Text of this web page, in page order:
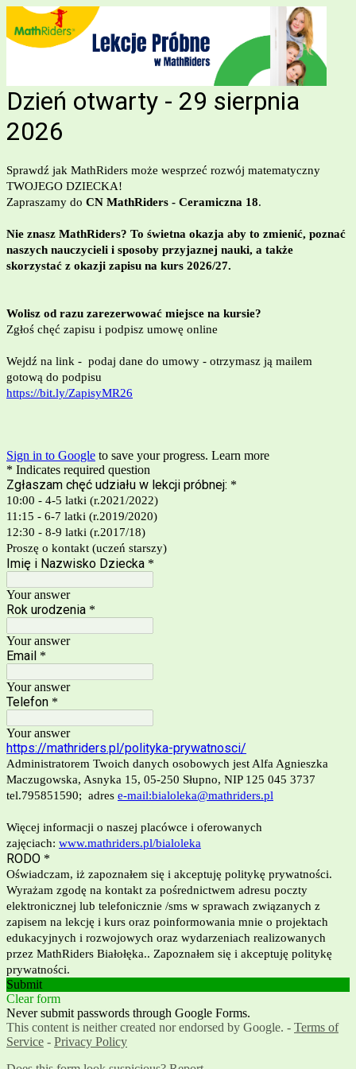
Dzień otwarty - 29 sierpnia
2026
Sprawdź jak MathRiders może wesprzeć rozwój matematyczny
TWOJEGO DZIECKA!
Zapraszamy do CN MathRiders - Ceramiczna 18.
Nie znasz MathRiders? To świetna okazja aby to zmienić, poznać
naszych nauczycieli i sposoby przyjaznej nauki, a także
skorzystać z okazji zapisu na kurs 2026/27.
Wolisz od razu zarezerwować miejsce na kursie?
Zgłoś chęć zapisu i podpisz umowę online
Wejdź na link - podaj dane do umowy - otrzymasz ją mailem
gotową do podpisu
https://bit.ly/ZapisyMR26
Sign in to Google to save your progress. Learn more
* Indicates required question
Zgłaszam chęć udziału w lekcji próbnej: *
10:00 - 4-5 latki (r.2021/2022)
11:15 - 6-7 latki (r.2019/2020)
12:30 - 8-9 latki (r.2017/18)
Proszę o kontakt (uczeń starszy)
Imię i Nazwisko Dziecka *
Your answer
Rok urodzenia *
Your answer
Email *
Your answer
Telefon *
Your answer
https://mathriders.pl/polityka-prywatnosci/
Administratorem Twoich danych osobowych jest Alfa Agnieszka
Maczugowska, Asnyka 15, 05-250 Słupno, NIP 125 045 3737
tel.795851590; adres e-mail:bialoleka@mathriders.pl
Więcej informacji o naszej placówce i oferowanych
zajęciach: www.mathriders.pl/bialoleka
RODO *
Oświadczam, iż zapoznałem się i akceptuję politykę prywatności.
Wyrażam zgodę na kontakt za pośrednictwem adresu poczty
elektronicznej lub telefonicznie /sms w sprawach związanych z
zapisem na lekcję i kurs oraz poinformowania mnie o projektach
edukacyjnych i rozwojowych oraz wydarzeniach realizowanych
przez MathRiders Białołęka.. Zapoznałem się i akceptuję politykę
prywatności.
Submit
Clear form
Never submit passwords through Google Forms.
This content is neither created nor endorsed by Google. - Terms of
Service - Privacy Policy